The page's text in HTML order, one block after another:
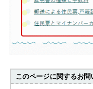
このページに関するお問